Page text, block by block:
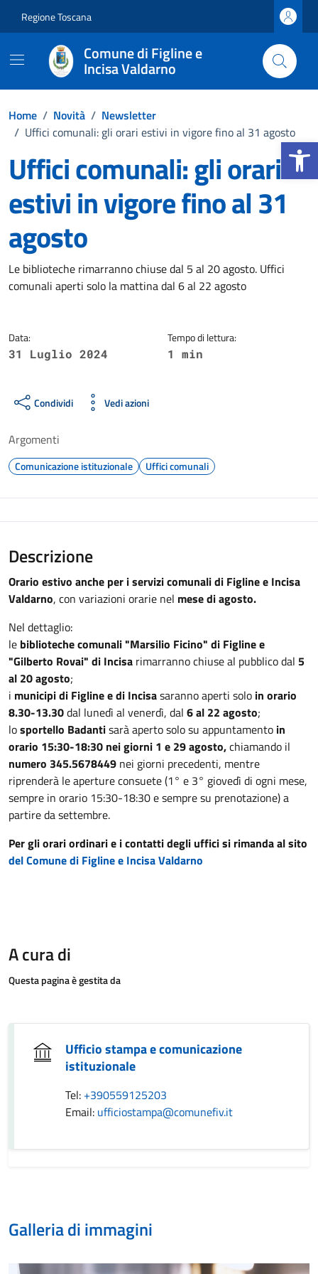
Apri la
Regione Toscana
Comune di Figline e
Incisa Valdarno
Home / Novità / Newsletter
/ Uffici comunali: gli orari estivi in vigore fino al 31 agosto
Uffici comunali: gli orari
estivi in vigore fino al 31
agosto
Dettagli della notizia
Le biblioteche rimarranno chiuse dal 5 al 20 agosto. Uffici
comunali aperti solo la mattina dal 6 al 22 agosto
Data:
31 Luglio 2024
Tempo di lettura:
1 min
Condividi Vedi azioni
Argomenti
Comunicazione istituzionale Uffici comunali
Descrizione
Orario estivo anche per i servizi comunali di Figline e Incisa
Valdarno, con variazioni orarie nel mese di agosto.
Nel dettaglio:
le biblioteche comunali "Marsilio Ficino" di Figline e
"Gilberto Rovai" di Incisa rimarranno chiuse al pubblico dal 5
al 20 agosto;
i municipi di Figline e di Incisasaranno aperti solo in orario
8.30-13.30dal lunedì al venerdì, dal 6 al 22 agosto;
losportello Badantisarà aperto solo su appuntamento in
orario 15:30-18:30 nei giorni 1 e 29 agosto,chiamando il
numero 345.5678449 nei giorni precedenti, mentre
riprenderà le aperture consuete (1° e 3° giovedì di ogni mese,
sempre in orario 15:30-18:30 e sempre su prenotazione) a
partire da settembre.
Per gli orari ordinari e i contatti degli uffici si rimanda al sito
del Comune di Figline e Incisa Valdarno
A cura di
Questa pagina è gestita da
Ufficio stampa e comunicazione
istituzionale
Tel: +390559125203
Email: ufficiostampa@comunefiv.it
Galleria di immagini